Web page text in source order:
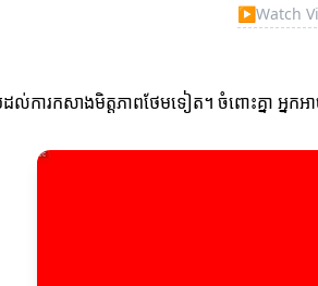
▶Watch
ដល់ការកសាងមិត្តភាពថែមទៀត។ ចំពោះគ្នា